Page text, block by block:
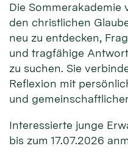
Die Sommerakademie
den christlichen
neu zu entdecken,
und tragfähige
zu suchen. Sie
Reflexion mit
und
Interessierte junge
bis zum 17.07.2026